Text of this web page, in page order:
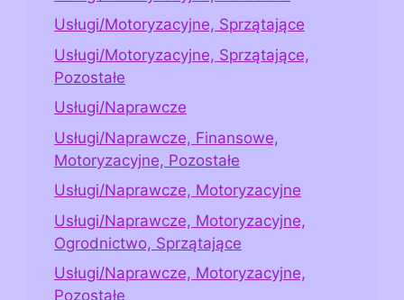
Usługi/Motoryzacyjne, Sprzątające
Usługi/Motoryzacyjne, Sprzątające,
Pozostałe
Usługi/Naprawcze
Usługi/Naprawcze, Finansowe,
Motoryzacyjne, Pozostałe
Usługi/Naprawcze, Motoryzacyjne
Usługi/Naprawcze, Motoryzacyjne,
Ogrodnictwo, Sprzątające
Usługi/Naprawcze, Motoryzacyjne,
Pozostałe